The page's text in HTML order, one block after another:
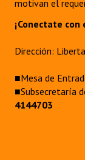
REFORMA DE LA
motivan el
¡Conectate con
Dirección:
■Mesa de
■Subsecretaría
4144703